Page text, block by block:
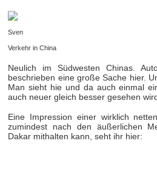
Sven
Verkehr in China
Neulich im Südwesten Chinas.
beschrieben eine große Sache hier.
Man sieht hie und da auch einmal
auch neuer gleich besser gesehen
Eine Impression einer wirklich
zumindest nach den äußerlichen
Dakar mithalten kann, seht ihr hier: